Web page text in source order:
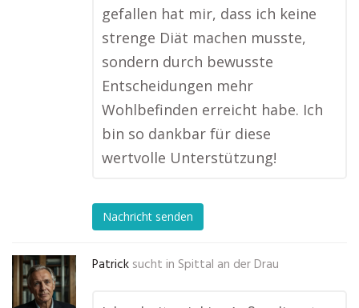
gefallen hat mir, dass ich keine
strenge Diät machen musste,
sondern durch bewusste
Entscheidungen mehr
Wohlbefinden erreicht habe. Ich
bin so dankbar für diese
wertvolle Unterstützung!
Nachricht senden
Patrick sucht in Spittal an der Drau